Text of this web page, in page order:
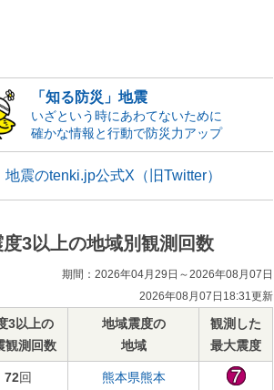
「知る防災」地震
いざという時にあわてないために
確かな情報と行動で防災力アップ
地震のtenki.jp公式X（旧Twitter）
度3以上の地域別観測回数
期間：2026年04月29日～2026年08月07日
2026年08月07日18:31更新
3以上の
観測回数
地域震度の
地域
観測した
最大震度
72回 熊本県熊本